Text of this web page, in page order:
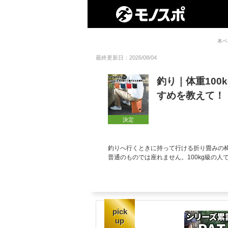
本
最終更新日：2026/08/04
決定
釣り｜体重
すめを教えて！
釣りへ行くときに持って行ける折り畳み
普通のものでは座れません。100kg級の人
pick
up